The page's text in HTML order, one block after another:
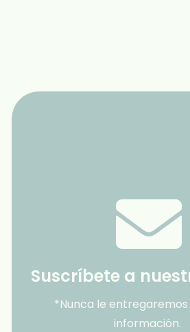
Suscríbete a
*Nunca le entregaremos
información.